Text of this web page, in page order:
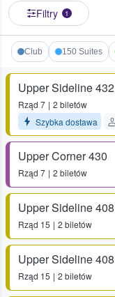
Filtry 1
Club 150 Suites
Upper Sideline 432
Rząd 7
2 biletów
Szybka dostawa
Upper Corner 430
Rząd 7 2 biletów
Upper Sideline 408
Rząd 15 2 biletów
Upper Sideline 408
Rząd 15 2 biletów